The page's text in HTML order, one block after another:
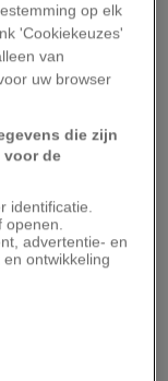
die
meter.
vis, cd’s,
er
de boekjes
gelet. Slechts
!
op elk
'Cookiekeuzes'
van
uw browser
die zijn
voor de
identificatie.
advertentie- en
ontwikkeling